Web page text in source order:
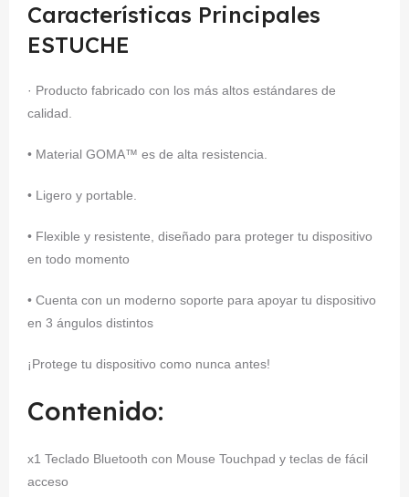
Características Principales
ESTUCHE
· Producto fabricado con los más altos estándares de
calidad.
• Material GOMA™ es de alta resistencia.
• Ligero y portable.
• Flexible y resistente, diseñado para proteger tu dispositivo
en todo momento
• Cuenta con un moderno soporte para apoyar tu dispositivo
en 3 ángulos distintos
¡Protege tu dispositivo como nunca antes!
Contenido:
x1 Teclado Bluetooth con Mouse Touchpad y teclas de fácil
acceso